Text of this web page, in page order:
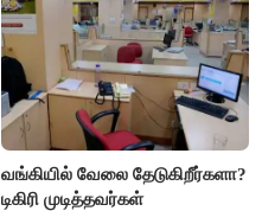
வங்கியில் வேலை தேடுகிறீர்களா?
டிகிரி முடித்தவர்கள்